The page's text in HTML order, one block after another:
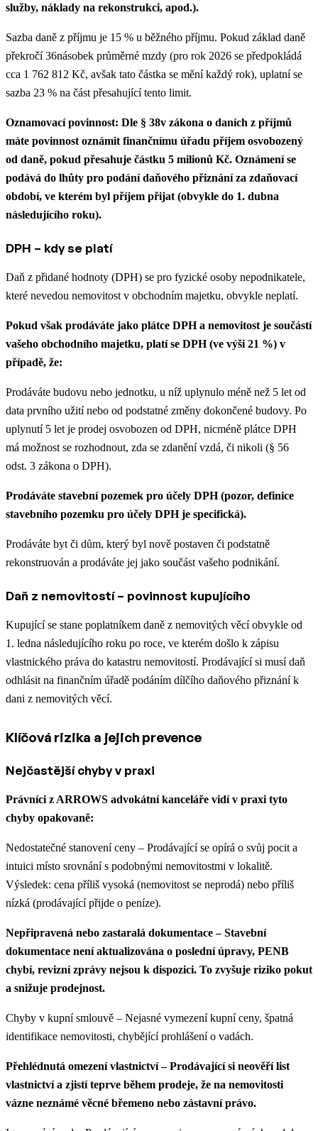
služby, náklady na rekonstrukci, apod.).
Sazba daně z příjmu je 15 % u běžného příjmu. Pokud základ daně
překročí 36násobek průměrné mzdy (pro rok 2026 se předpokládá
cca 1 762 812 Kč, avšak tato částka se mění každý rok), uplatní se
sazba 23 % na část přesahující tento limit.
Oznamovací povinnost: Dle § 38v zákona o daních z příjmů
máte povinnost oznámit finančnímu úřadu příjem osvobozený
od daně, pokud přesahuje částku 5 milionů Kč. Oznámení se
podává do lhůty pro podání daňového přiznání za zdaňovací
období, ve kterém byl příjem přijat (obvykle do 1. dubna
následujícího roku).
DPH – kdy se platí
Daň z přidané hodnoty (DPH) se pro fyzické osoby nepodnikatele,
které nevedou nemovitost v obchodním majetku, obvykle neplatí.
Pokud však prodáváte jako plátce DPH a nemovitost je součástí
vašeho obchodního majetku, platí se DPH (ve výši 21 %) v
případě, že:
Prodáváte budovu nebo jednotku, u níž uplynulo méně než 5 let od
data prvního užití nebo od podstatné změny dokončené budovy. Po
uplynutí 5 let je prodej osvobozen od DPH, nicméně plátce DPH
má možnost se rozhodnout, zda se zdanění vzdá, či nikoli (§ 56
odst. 3 zákona o DPH).
Prodáváte stavební pozemek pro účely DPH (pozor, definice
stavebního pozemku pro účely DPH je specifická).
Prodáváte byt či dům, který byl nově postaven či podstatně
rekonstruován a prodáváte jej jako součást vašeho podnikání.
Daň z nemovitostí – povinnost kupujícího
Kupující se stane poplatníkem daně z nemovitých věcí obvykle od
1. ledna následujícího roku po roce, ve kterém došlo k zápisu
vlastnického práva do katastru nemovitostí. Prodávající si musí daň
odhlásit na finančním úřadě podáním dílčího daňového přiznání k
dani z nemovitých věcí.
Klíčová rizika a jejich prevence
Nejčastější chyby v praxi
Právníci z ARROWS advokátní kanceláře vidí v praxi tyto
chyby opakovaně:
Nedostatečné stanovení ceny – Prodávající se opírá o svůj pocit a
intuici místo srovnání s podobnými nemovitostmi v lokalitě.
Výsledek: cena příliš vysoká (nemovitost se neprodá) nebo příliš
nízká (prodávající přijde o peníze).
Nepřipravená nebo zastaralá dokumentace – Stavební
dokumentace není aktualizována o poslední úpravy, PENB
chybí, revizní zprávy nejsou k dispozici. To zvyšuje riziko pokut
a snižuje prodejnost.
Chyby v kupní smlouvě – Nejasné vymezení kupní ceny, špatná
identifikace nemovitosti, chybějící prohlášení o vadách.
Přehlédnutá omezení vlastnictví – Prodávající si neověří list
vlastnictví a zjistí teprve během prodeje, že na nemovitosti
vázne neznámé věcné břemeno nebo zástavní právo.